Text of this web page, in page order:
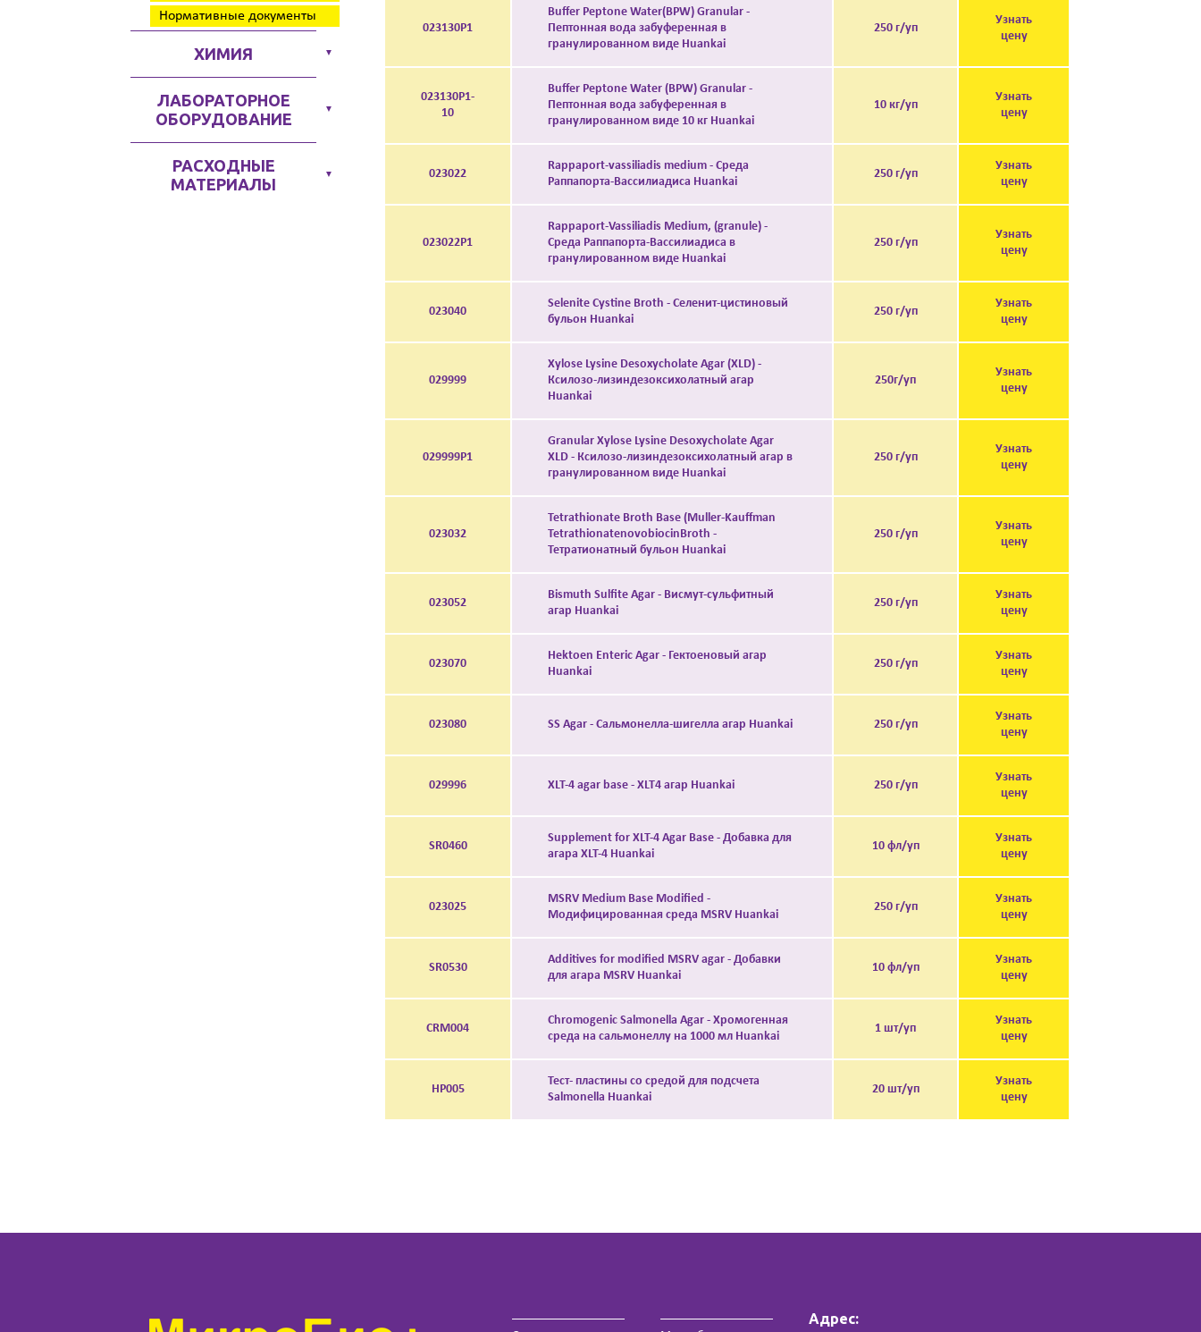
Нормативные документы
ХИМИЯ ▼
ЛАБОРАТОРНОЕ
ОБОРУДОВАНИЕ
▼
РАСХОДНЫЕ
МАТЕРИАЛЫ
▼
023130P1
Buffer Peptone Water(BPW) Granular -
Пептонная вода забуференная в
гранулированном виде Huankai
250 г/уп
Узнать
цену
023130P1-
10
Buffer Peptone Water (BPW) Granular -
Пептонная вода забуференная в
гранулированном виде 10 кг Huankai
10 кг/уп
Узнать
цену
023022
Rappaport-vassiliadis medium - Среда
Раппапорта-Вассилиадиса Huankai
250 г/уп
Узнать
цену
023022P1
Rappaport-Vassiliadis Medium, (granule) -
Среда Раппапорта-Вассилиадиса в
гранулированном виде Huankai
250 г/уп
Узнать
цену
023040
Selenite Cystine Broth - Селенит-цистиновый
бульон Huankai
250 г/уп
Узнать
цену
029999
Xylose Lysine Desoxycholate Agar (XLD) -
Ксилозо-лизиндезоксихолатный агар
Huankai
250г/уп
Узнать
цену
029999P1
Granular Xylose Lysine Desoxycholate Agar
XLD - Ксилозо-лизиндезоксихолатный агар в
гранулированном виде Huankai
250 г/уп
Узнать
цену
023032
Tetrathionate Broth Base (Muller-Kauffman
TetrathionatenovobiocinBroth -
Тетратионатный бульон Huankai
250 г/уп
Узнать
цену
023052
Bismuth Sulfite Agar - Висмут-сульфитный
агар Huankai
250 г/уп
Узнать
цену
023070
Hektoen Enteric Agar - Гектоеновый агар
Huankai
250 г/уп
Узнать
цену
023080 SS Agar - Сальмонелла-шигелла агар Huankai 250 г/уп
Узнать
цену
029996 XLT-4 agar base - XLT4 агар Huankai 250 г/уп
Узнать
цену
SR0460
Supplement for XLT-4 Agar Base - Добавка для
агара XLT-4 Huankai
10 фл/уп
Узнать
цену
023025
MSRV Medium Base Modified -
Модифицированная среда MSRV Huankai
250 г/уп
Узнать
цену
SR0530
Additives for modified MSRV agar - Добавки
для агара MSRV Huankai
10 фл/уп
Узнать
цену
CRM004
Chromogenic Salmonella Agar - Хромогенная
среда на сальмонеллу на 1000 мл Huankai
1 шт/уп
Узнать
цену
НР005
Тест- пластины со средой для подсчета
Salmonella Huankai
20 шт/уп
Узнать
цену
Адрес: